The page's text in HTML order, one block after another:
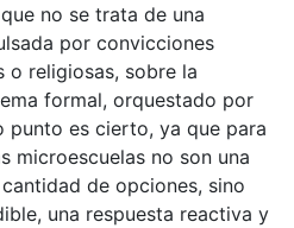
no se trata de una
por convicciones
religiosas, sobre la
formal, orquestado por
punto es cierto, ya que para
microescuelas no son una
de opciones, sino
una respuesta reactiva y